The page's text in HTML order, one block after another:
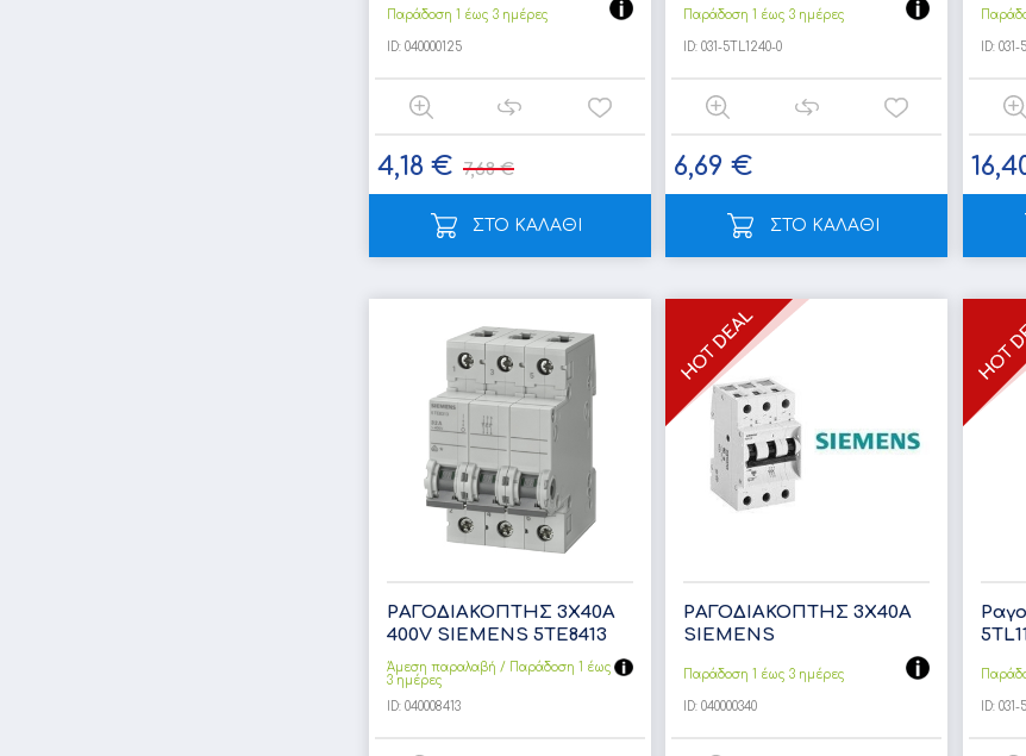
Παράδοση 1 έως 3 ημέρες
ID:040000125
4,18 € 7,68 €
ΣΤΟ ΚΑΛΑΘΙ
Παράδοση 1 έως 3 ημέρες
ID: 031-5TL1240-0
6,69 €
ΣΤΟ ΚΑΛΑΘΙ
ID: 031-
ΡΑΓΟΔΙΑΚΟΠΤΗΣ 3Χ40Α
400V SIEMENS 5TE8413
Άμεση παραλαβή / Παράδoση 1 έως
3 ημέρες
ID:040008413
ΡΑΓΟΔΙΑΚΟΠΤΗΣ 3Χ40Α
SIEMENS
Παράδοση 1 έως 3 ημέρες
ID: 040000340 ID: 031-